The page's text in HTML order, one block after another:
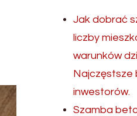
Jak dobrać
liczby
warunków
Najczęstsze
inwestorów.
Szamba